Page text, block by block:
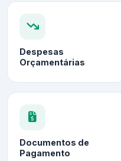
Despesas
Orçamentárias
Documentos de
Pagamento